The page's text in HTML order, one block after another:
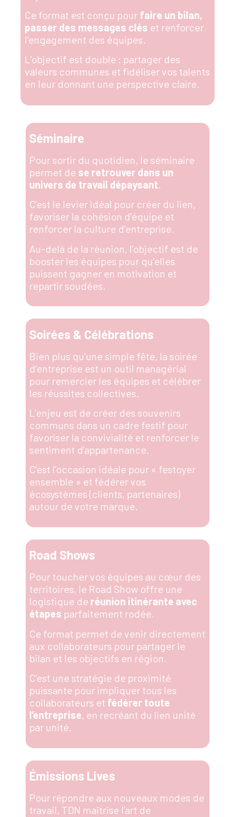
Ce format est conçu pour faire un bilan,
passer des messages clés et renforcer
l’engagement des équipes.
L’objectif est double : partager des
valeurs communes et fidéliser vos talents
en leur donnant une perspective claire.
Séminaire
Pour sortir du quotidien, le séminaire
permet de se retrouver dans un
univers de travail dépaysant.
C’est le levier idéal pour créer du lien,
favoriser la cohésion d’équipe et
renforcer la culture d’entreprise.
Au-delà de la réunion, l’objectif est de
booster les équipes pour qu’elles
puissent gagner en motivation et
repartir soudées
Soirées & Célébrations
Bien plus qu’une simple fête, la soirée
d’entreprise est un outil managérial
pour remercier les équipes et célébrer
les réussites collectives.
L’enjeu est de créer des souvenirs
communs dans un cadre festif pour
favoriser la convivialité et renforcer le
sentiment d’appartenance.
C’est l’occasion idéale pour « festoyer
ensemble » et fédérer vos
écosystèmes (clients, partenaires)
autour de votre marque.
Road Shows
Pour toucher vos équipes au cœur des
territoires, le Road Show offre une
logistique de réunion itinérante avec
étapes parfaitement rodée.
Ce format permet de venir directement
aux collaborateurs pour partager le
bilan et les objectifs en région
C’est une stratégie de proximité
puissante pour impliquer tous les
collaborateurs et fédérer toute
l’entreprise, en recréant du lien unité
par unité.
Émissions Lives
Pour répondre aux nouveaux modes de
travail, TDN maîtrise l’art de